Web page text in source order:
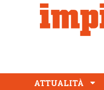
ATTUALITÀ
PROFESSIONE
ATTUALITÀ